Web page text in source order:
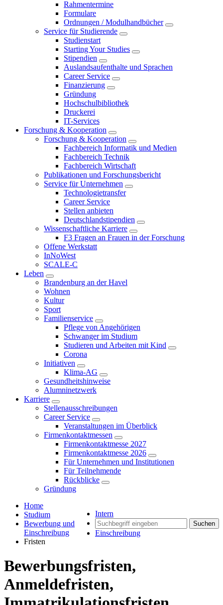
Rahmentermine
Formulare
Ordnungen / Modulhandbücher
Service für Studierende
Studienstart
Starting Your Studies
Stipendien
Auslandsaufenthalte und Sprachen
Career Service
Finanzierung
Gründung
Hochschulbibliothek
Druckerei
IT-Services
Forschung & Kooperation
Forschung & Kooperation
Fachbereich Informatik und Medien
Fachbereich Technik
Fachbereich Wirtschaft
Publikationen und Forschungsbericht
Service für Unternehmen
Technologietransfer
Career Service
Stellen anbieten
Deutschlandstipendien
Wissenschaftliche Karriere
F3 Fragen an Frauen in der Forschung
Offene Werkstatt
InNoWest
SCALE-C
Leben
Brandenburg an der Havel
Wohnen
Kultur
Sport
Familienservice
Pflege von Angehörigen
Schwanger im Studium
Studieren und Arbeiten mit Kind
Corona
Initiativen
Klima-AG
Gesundheitshinweise
Alumninetzwerk
Karriere
Stellenausschreibungen
Career Service
Veranstaltungen im Überblick
Firmenkontaktmessen
Firmenkontaktmesse 2027
Firmenkontaktmesse 2026
Für Unternehmen und Institutionen
Für Teilnehmende
Rückblicke
Gründung
Intern
Suchen
Einschreibung
Home
Studium
Bewerbung und
Einschreibung
Fristen
Bewerbungsfristen,
Anmeldefristen,